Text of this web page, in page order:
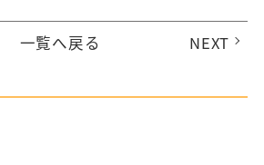
一覧へ戻る NEXT